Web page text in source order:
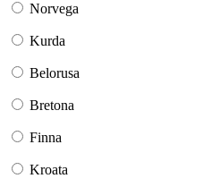
Norvega
Kurda
Belorusa
Bretona
Finna
Kroata